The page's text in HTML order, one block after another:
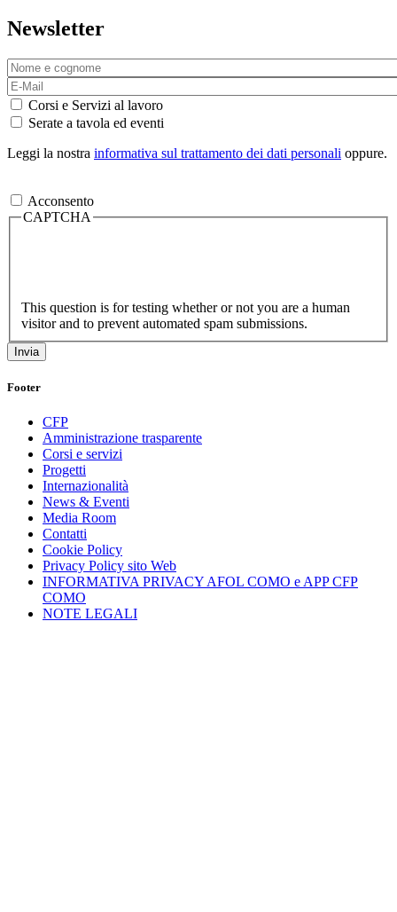
Newsletter
Corsi e Servizi al lavoro
Serate a tavola ed eventi
Leggi la nostra informativa sul trattamento dei dati personali oppure.
Acconsento
CAPTCHA
This question is for testing whether or not you are a human
visitor and to prevent automated spam submissions.
Footer
CFP
Amministrazione trasparente
Corsi e servizi
Progetti
Internazionalità
News & Eventi
Media Room
Contatti
Cookie Policy
Privacy Policy sito Web
INFORMATIVA PRIVACY AFOL COMO e APP CFP
COMO
NOTE LEGALI